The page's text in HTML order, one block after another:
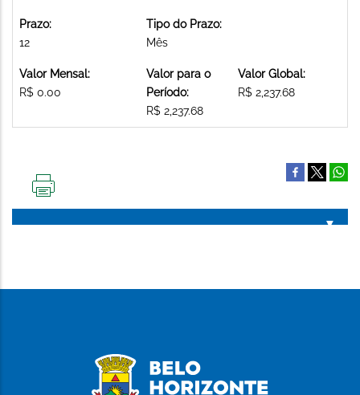
Prazo:
12
Tipo do Prazo:
Mês
Valor Mensal:
R$ 0.00
Valor para o
Período:
R$ 2,237.68
Valor Global:
R$ 2,237.68
PÁGINA